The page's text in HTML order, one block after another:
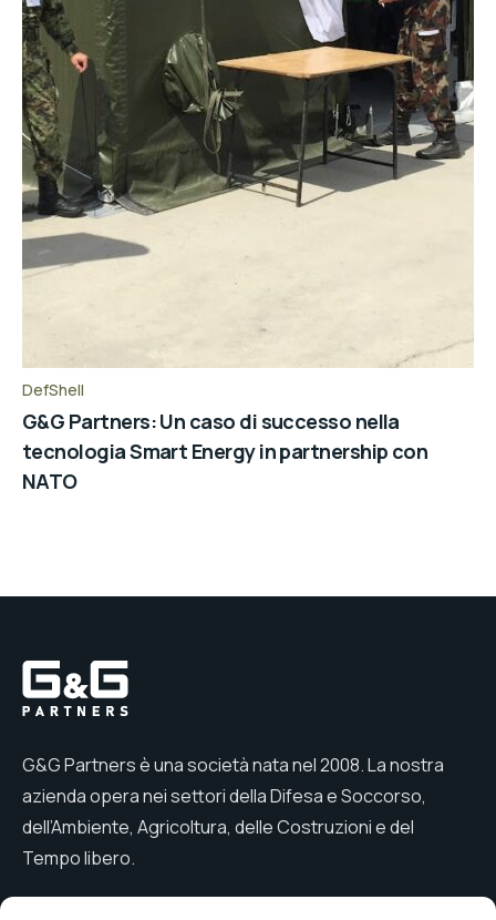
DefShell
G&G Partners: Un caso di successo nella
tecnologia Smart Energy in partnership con
NATO
G&G Partners è una società nata nel 2008. La nostra
azienda opera nei settori della Difesa e Soccorso,
dell’Ambiente, Agricoltura, delle Costruzioni e del
Tempo libero.